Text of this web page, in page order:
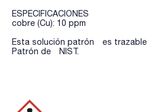
ESPECIFICACIONES
cobre (Cu): 10 ppm
Esta solución patrón es
Patrón de NIST.